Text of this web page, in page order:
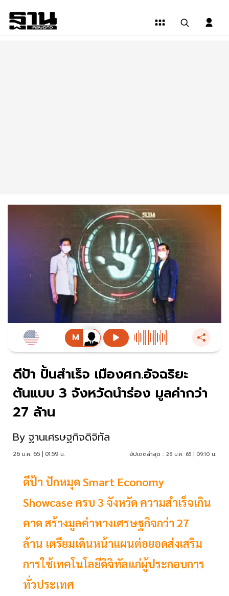
ดีป้า ปั้นสำเร็จ เมืองศก.อัจฉริยะ
ต้นแบบ 3 จังหวัดนำร่อง มูลค่ากว่า
27 ล้าน
By ฐานเศรษฐกิจดิจิทัล
26 ม.ค. 65 | 01:59 น. อัปเดตล่าสุด : 26 ม.ค. 65 | 09:10 น.
ดีป้า ปักหมุด Smart Economy
Showcase ครบ 3 จังหวัด ความสำเร็จเกิน
คาด สร้างมูลค่าทางเศรษฐกิจกว่า 27
ล้าน เตรียมเดินหน้าแผนต่อยอดส่งเสริม
การใช้เทคโนโลยีดิจิทัลแก่ผู้ประกอบการ
ทั่วประเทศ